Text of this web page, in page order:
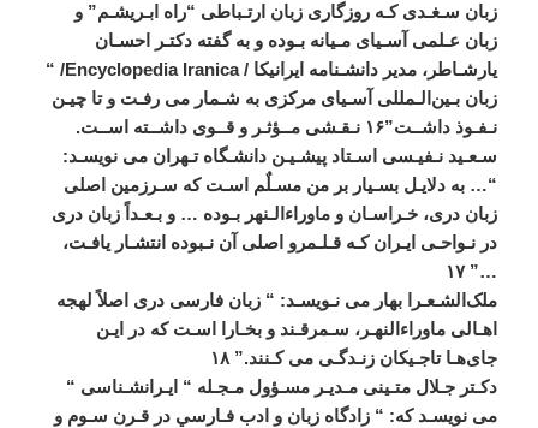
زبان سـغـدی کـه روزگاری زبان ارتـباطی “راه ابـريشـم”و
زبان عـلمی آسـيای مـيانه بـوده و به گفته دکتـر
احسـان
يارشـاطر، مدير دانشـنامه ايرانيکا / Encyclopedia Iranica/ “
زبان بـين الـمللی آسـيای مرکزی به شـمار می رفـت و تا چيـن
نـفـوذ داشــت”۱۶ نـقـشی مــؤثـر و قــوی داشــته اســت.
سـعـيد نـفيـسی اسـتاد پيشـيـن دانشـگاه تـهران می ‌نويسـد:
“…به دلايـل بسـيار بر من مسـلٌم اسـت که سـرزمين اصلی
زبان دری، خـراسـان و ماوراءالـنهر بـوده …و بـعـداً زبان دری
در نـواحـی ايـران کـه قـلـمرو اصلی آن نـبوده انتشـار يافـت،
…”۱۷
ملک الشـعـرا بهار می ‌نـويسـد: “زبان فارسی دری اصلاً لهجه
اهـالی ماوراءالنهـر، سـمرقـند و بخـارا اسـت که در
ايـن
جایهـا تاجـيکان زنـدگـی می ‌کـنند.”۱۸
دکـتر جـلال متـينی مـديـر مسـؤول مـجـله “ ايـرانشـناسی “
می ‌نويسـد که: “زادگاه زبان و ادب فـارسي در قـرن سـوم و